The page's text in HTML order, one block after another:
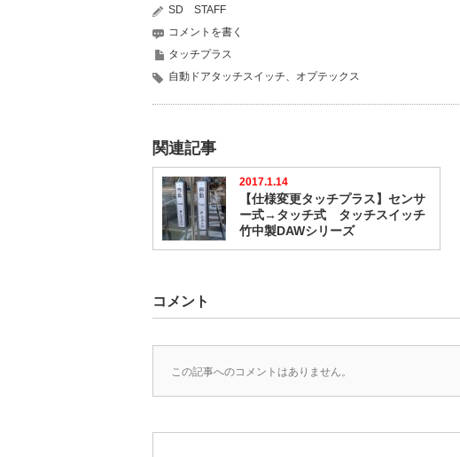
SD STAFF
コメントを書く
タッチプラス
自動ドアタッチスイッチ、オプテックス
関連記事
2017.1.14
【仕様変更タッチプラス】センサ
ー式→タッチ式 タッチスイッチ
竹中製DAWシリーズ
コメント
この記事へのコメントはありません。